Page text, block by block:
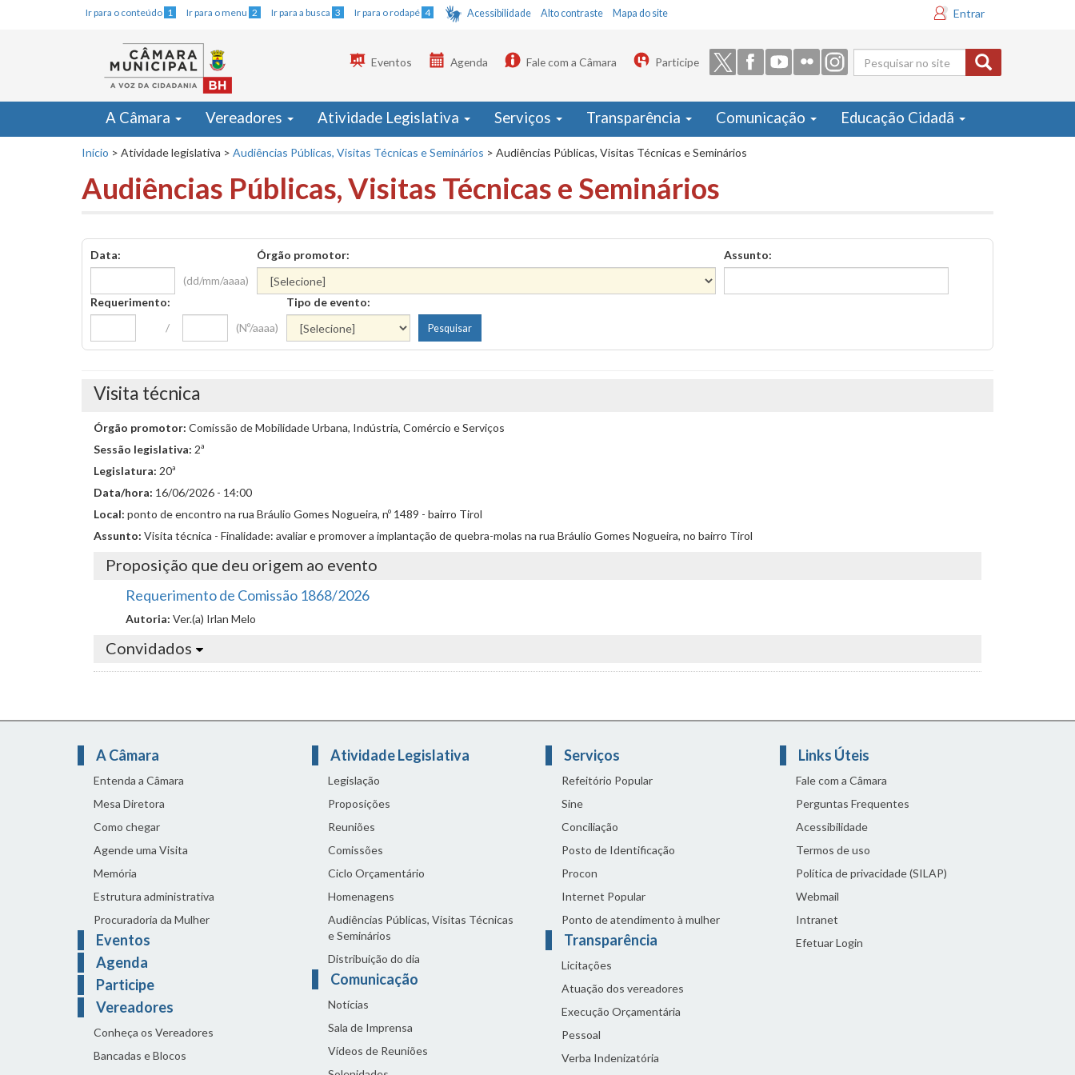
Ir para o conteúdo 1 Ir para o menu 2 Ir para a busca 3 Ir para o rodapé 4 Acessibilidade Alto contraste Mapa do site Entrar
Formulário
de busca
Eventos Agenda Fale com a Câmara Participe
A Câmara Vereadores Atividade Legislativa Serviços Transparência Comunicação Educação Cidadã
Início > Atividade legislativa > Audiências Públicas, Visitas Técnicas e Seminários > Audiências Públicas, Visitas Técnicas e Seminários
Audiências Públicas, Visitas Técnicas e Seminários
Data:
(dd/mm/aaaa)
Órgão promotor: Assunto:
Requerimento:
/
(Nº/aaaa)
Tipo de evento:
Visita técnica
Órgão promotor: Comissão de Mobilidade Urbana, Indústria, Comércio e Serviços
Sessão legislativa: 2ª
Legislatura: 20ª
Data/hora: 16/06/2026 - 14:00
Local: ponto de encontro na rua Bráulio Gomes Nogueira, nº 1489 - bairro Tirol
Assunto: Visita técnica - Finalidade: avaliar e promover a implantação de quebra-molas na rua Bráulio Gomes Nogueira, no bairro Tirol
Proposição que deu origem ao evento
Requerimento de Comissão 1868/2026
Autoria: Ver.(a) Irlan Melo
Convidados
A Câmara
Entenda a Câmara
Mesa Diretora
Como chegar
Agende uma Visita
Memória
Estrutura administrativa
Procuradoria da Mulher
Eventos
Agenda
Participe
Vereadores
Conheça os Vereadores
Bancadas e Blocos
Atividade Legislativa
Legislação
Proposições
Reuniões
Comissões
Ciclo Orçamentário
Homenagens
Audiências Públicas, Visitas Técnicas
e Seminários
Distribuição do dia
Comunicação
Notícias
Sala de Imprensa
Vídeos de Reuniões
Serviços
Refeitório Popular
Sine
Conciliação
Posto de Identificação
Procon
Internet Popular
Ponto de atendimento à mulher
Transparência
Licitações
Atuação dos vereadores
Execução Orçamentária
Pessoal
Verba Indenizatória
Links Úteis
Fale com a Câmara
Perguntas Frequentes
Acessibilidade
Termos de uso
Política de privacidade (SILAP)
Webmail
Intranet
Efetuar Login